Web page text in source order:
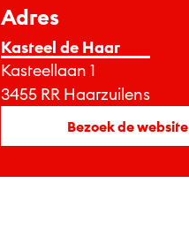
Adres
Kasteel de Haar
Kasteellaan 1
3455 RR Haarzuilens
Bezoek de website